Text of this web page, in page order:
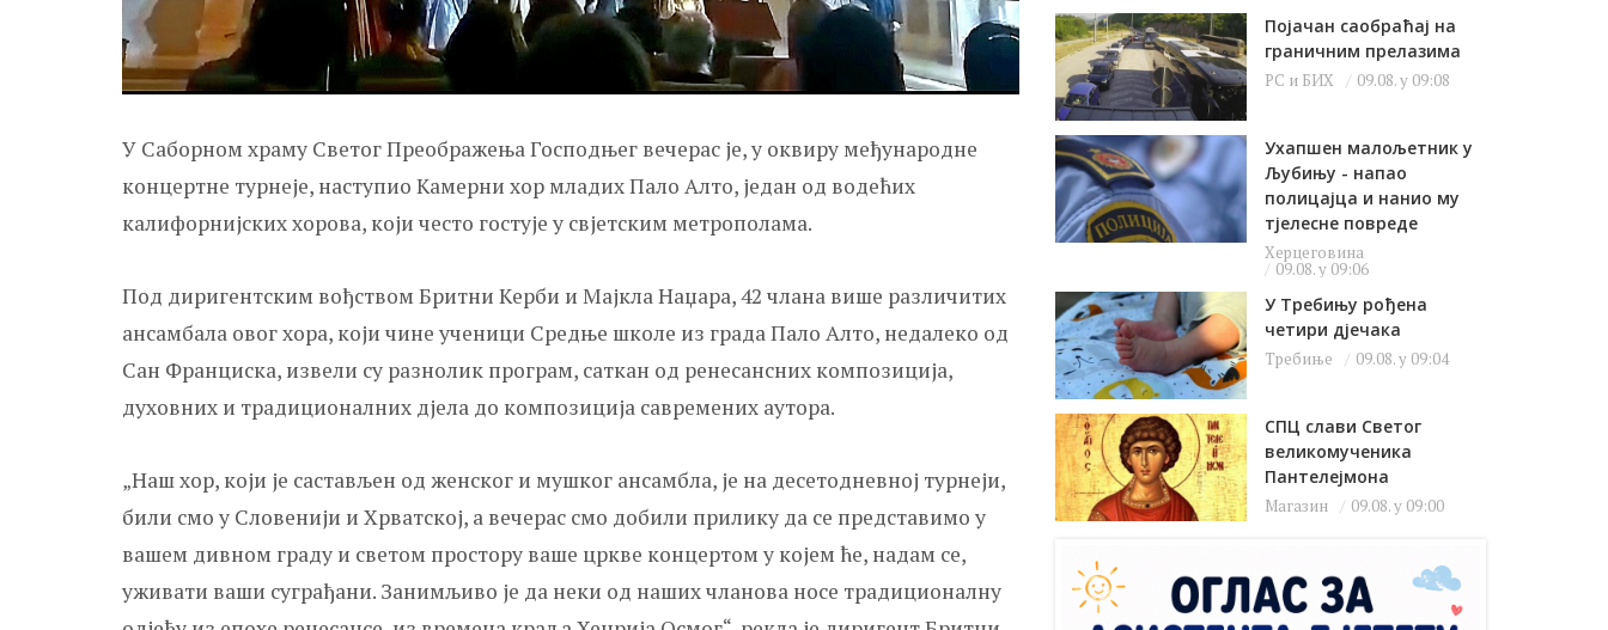
У Саборном храму Светог Преображења Господњег вечерас је, у оквиру међународне
концертне турнеје, наступио Kамерни хор младих Пало Алто, један од водећих
калифорнијских хорова, који често гостује у свјетским метрополама.
Под диригентским вођством Бритни Kерби и Мајкла Наџара, 42 члана више различитих
ансамбала овог хора, који чине ученици Средње школе из града Пало Алто, недалеко од
Сан Франциска, извели су разнолик програм, саткан од ренесансних композиција,
духовних и традиционалних дјела до композиција савремених аутора.
„Наш хор, који је састављен од женског и мушког ансамбла, је на десетодневној турнеји,
били смо у Словенији и Хрватској, а вечерас смо добили прилику да се представимо у
вашем дивном граду и светом простору ваше цркве концертом у којем ће, надам се,
уживати ваши суграђани. Занимљиво је да неки од наших чланова носе традиционалну
Појачан саобраћај на
граничним прелазима
РС и БИХ 09.08. у 09:08
Ухапшен малољетник у
Љубињу - напао
полицајца и нанио му
тјелесне повреде
Херцеговина
09.08. у 09:06
У Требињу рођена
четири дјечака
Требиње 09.08. у 09:04
СПЦ слави Светог
великомученика
Пантелејмона
Магазин 09.08. у 09:00